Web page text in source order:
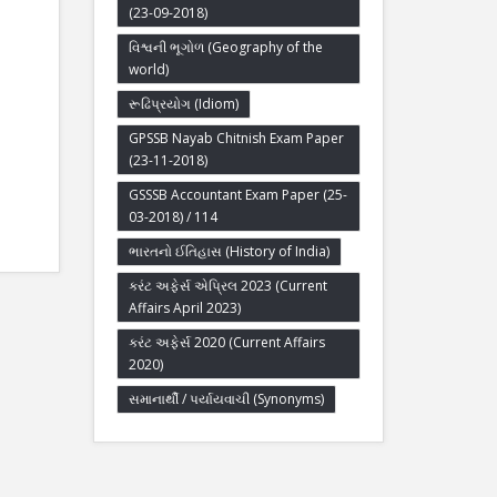
(23-09-2018)
વિશ્વની ભૂગોળ (Geography of the
world)
રૂઢિપ્રયોગ (Idiom)
GPSSB Nayab Chitnish Exam Paper
(23-11-2018)
GSSSB Accountant Exam Paper (25-
03-2018) / 114
ભારતનો ઈતિહાસ (History of India)
કરંટ અફેર્સ એપ્રિલ 2023 (Current
Affairs April 2023)
કરંટ અફેર્સ 2020 (Current Affairs
2020)
સમાનાર્થી / પર્યાયવાચી (Synonyms)